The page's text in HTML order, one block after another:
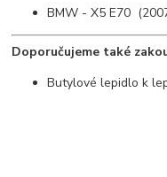
BMW - X5 E70
Doporučujeme také
Butylové lepidlo k